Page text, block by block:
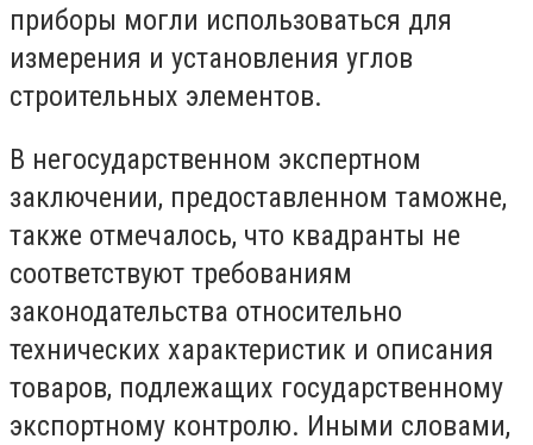
приборы могли использоваться для
измерения и установления углов
строительных элементов.
В негосударственном экспертном
заключении, предоставленном таможне,
также отмечалось, что квадранты не
соответствуют требованиям
законодательства относительно
технических характеристик и описания
товаров, подлежащих государственному
экспортному контролю. Иными словами,